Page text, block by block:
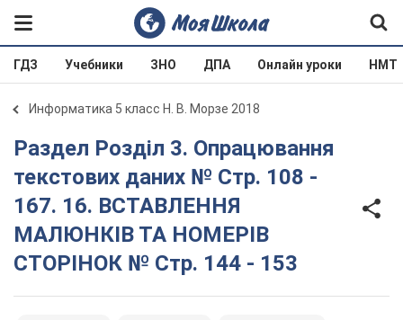
ГДЗ Учебники ЗНО ДПА Онлайн уроки НМТ
Информатика 5 класс Н. В. Морзе 2018
Раздел Розділ 3. Опрацювання
текстових даних № Стр. 108 -
167. 16. ВСТАВЛЕННЯ
МАЛЮНКІВ ТА НОМЕРІВ
СТОРІНОК № Стр. 144 - 153